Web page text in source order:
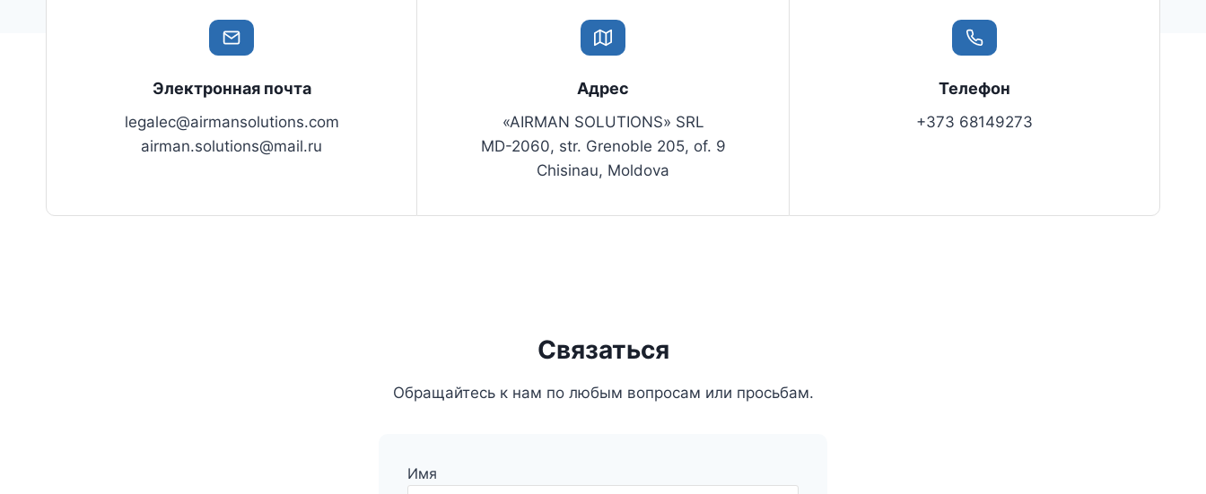
Электронная почта
legalec@airmansolutions.com
airman.solutions@mail.ru
Адрес
«AIRMAN SOLUTIONS» SRL
MD-2060, str. Grenoble 205, of. 9
Chisinau, Moldova
Телефон
+373 68149273
Связаться
Обращайтесь к нам по любым вопросам или просьбам.
Имя